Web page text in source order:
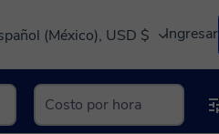
(México), USD $ Ingresar